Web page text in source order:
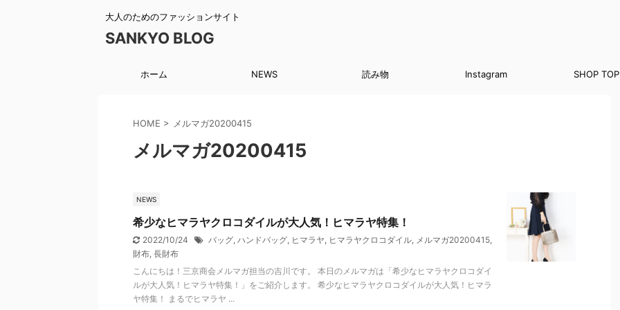
大人のためのファッションサイト
SANKYO BLOG
ホーム NEWS 読み物 Instagram SHOP TOP
HOME > メルマガ20200415
メルマガ20200415
NEWS
希少なヒマラヤクロコダイルが大人気！ヒマラヤ特集！
2022/10/24 バッグ, ハンドバッグ, ヒマラヤ, ヒマラヤクロコダイル, メルマガ20200415,
財布, 長財布
こんにちは！三京商会メルマガ担当の吉川です。 本日のメルマガは「希少なヒマラヤクロコダイ
ルが大人気！ヒマラヤ特集！」をご紹介します。 希少なヒマラヤクロコダイルが大人気！ヒマラ
ヤ特集！ まるでヒマラヤ ...